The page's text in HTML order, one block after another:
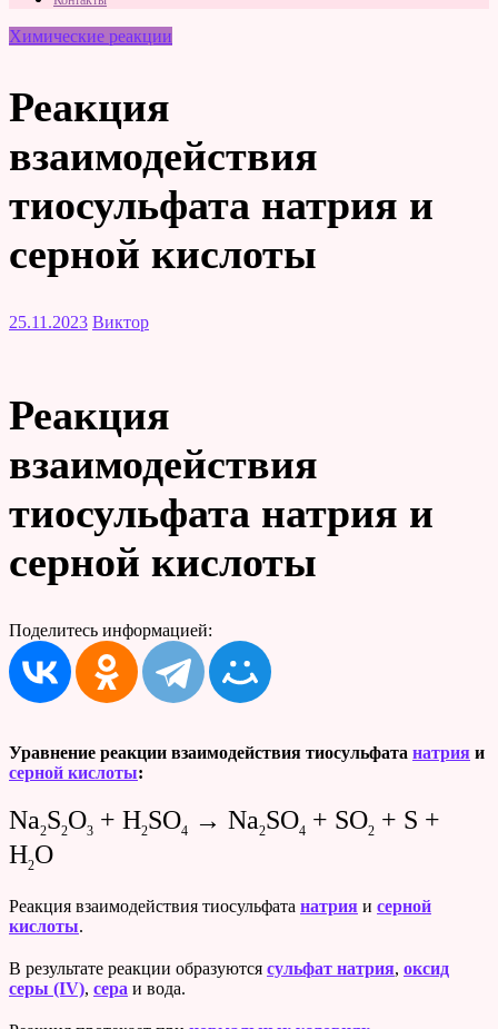
Химические реакции
Реакция
взаимодействия
тиосульфата натрия и
серной кислоты
25.11.2023 Виктор
Реакция
взаимодействия
тиосульфата натрия и
серной кислоты
Поделитесь информацией:
Уравнение реакции взаимодействия тиосульфата натрия и
серной кислоты:
Na2S2O3 + H2SO4 → Na2SO4 + SO2 + S +
H2O
Реакция взаимодействия тиосульфата натрия и серной
кислоты.
В результате реакции образуются сульфат натрия, оксид
серы (IV), сера и вода.